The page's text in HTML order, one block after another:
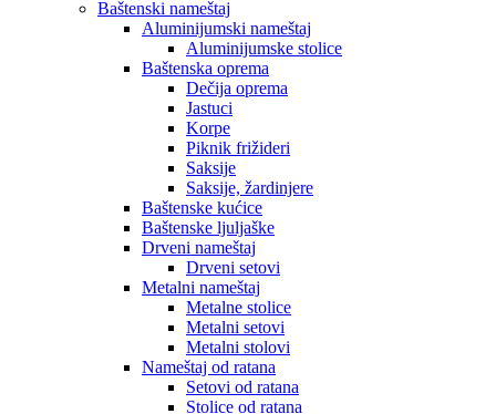
Baštenski nameštaj
Aluminijumski nameštaj
Aluminijumske stolice
Baštenska oprema
Dečija oprema
Jastuci
Korpe
Piknik frižideri
Saksije
Saksije, žardinjere
Baštenske kućice
Baštenske ljuljaške
Drveni nameštaj
Drveni setovi
Metalni nameštaj
Metalne stolice
Metalni setovi
Metalni stolovi
Nameštaj od ratana
Setovi od ratana
Stolice od ratana